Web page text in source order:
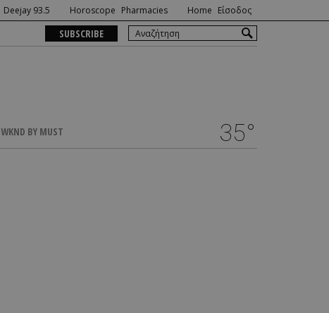
Deejay 93.5 Horoscope Pharmacies Home Είσοδος
SUBSCRIBE
WKND BY MUST 35°